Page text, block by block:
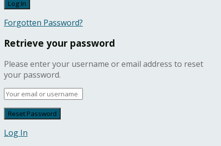
Forgotten Password?
Retrieve your password
Please enter your username or email address to reset
your password.
Log In